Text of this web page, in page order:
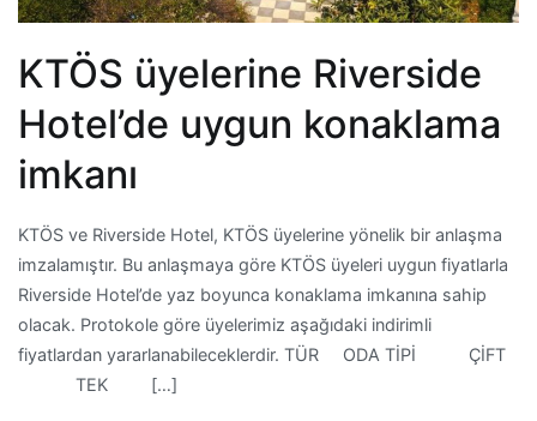
KTÖS üyelerine Riverside
Hotel’de uygun konaklama
imkanı
KTÖS ve Riverside Hotel, KTÖS üyelerine yönelik bir anlaşma
imzalamıştır. Bu anlaşmaya göre KTÖS üyeleri uygun fiyatlarla
Riverside Hotel’de yaz boyunca konaklama imkanına sahip
olacak. Protokole göre üyelerimiz aşağıdaki indirimli
fiyatlardan yararlanabileceklerdir. TÜR ODA TİPİ ÇİFT
TEK […]